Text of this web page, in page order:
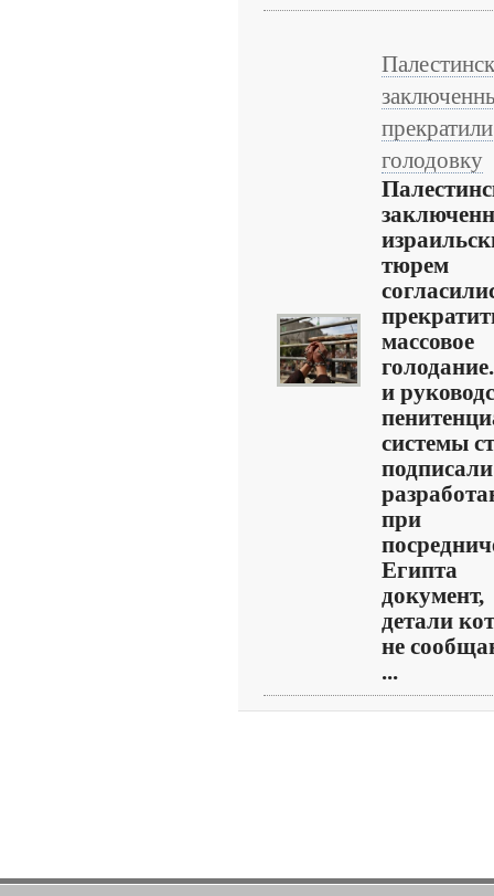
прекратили
голодовку
тюрем
массовое
и
системы
подписали
при
Египта
документ,
детали
не
...